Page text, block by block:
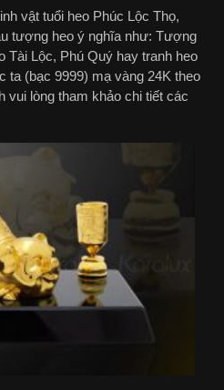
vật tuổi heo Phúc Lộc Thọ,
tượng heo ý nghĩa như: Tượng
Tài Lộc, Phú Quý hay tranh heo
ta (bạc 9999) mạ vàng 24K theo
vui lòng tham khảo chi tiết các